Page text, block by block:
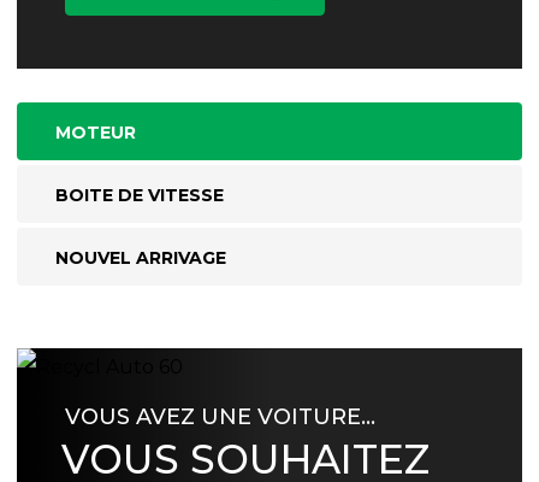
MOTEUR
BOITE DE VITESSE
NOUVEL ARRIVAGE
VOUS AVEZ UNE VOITURE…
VOUS SOUHAITEZ